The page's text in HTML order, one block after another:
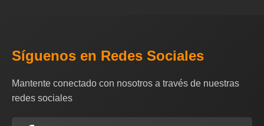
Síguenos en Redes Sociales
Mantente conectado con nosotros a través de nuestras
redes sociales